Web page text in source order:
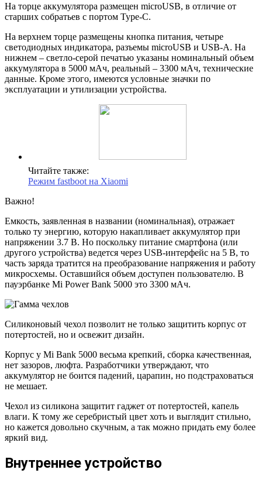
На торце аккумулятора размещен microUSB, в отличие от
старших собратьев с портом Type-C.
На верхнем торце размещены кнопка питания, четыре
светодиодных индикатора, разъемы microUSB и USB-А. На
нижнем – светло-серой печатью указаны номинальный объем
аккумулятора в 5000 мАч, реальный – 3300 мАч, технические
данные. Кроме этого, имеются условные значки по
эксплуатации и утилизации устройства.
Читайте также:
Режим fastboot на Xiaomi
Важно!
Емкость, заявленная в названии (номинальная), отражает
только ту энергию, которую накапливает аккумулятор при
напряжении 3.7 В. Но поскольку питание смартфона (или
другого устройства) ведется через USB-интерфейс на 5 В, то
часть заряда тратится на преобразование напряжения и работу
микросхемы. Оставшийся объем доступен пользователю. В
пауэрбанке Mi Power Bank 5000 это 3300 мАч.
Силиконовый чехол позволит не только защитить корпус от
потертостей, но и освежит дизайн.
Корпус у Mi Bank 5000 весьма крепкий, сборка качественная,
нет зазоров, люфта. Разработчики утверждают, что
аккумулятор не боится падений, царапин, но подстраховаться
не мешает.
Чехол из силикона защитит гаджет от потертостей, капель
влаги. К тому же серебристый цвет хоть и выглядит стильно,
но кажется довольно скучным, а так можно придать ему более
яркий вид.
Внутреннее устройство